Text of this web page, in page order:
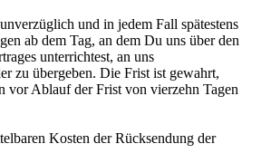
und in jedem Fall spätestens
ab dem Tag, an dem Du uns über den
unterrichtest, an uns
zu übergeben. Die Frist ist gewahrt,
vor Ablauf der Frist von vierzehn Tagen
Kosten der Rücksendung der